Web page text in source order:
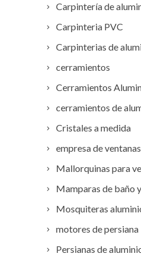
Carpintería de
Carpinteria PVC
Carpinterias de
cerramientos
Cerramientos
cerramientos de
Cristales a medida
empresa de
Mallorquinas para
Mamparas de baño
Mosquiteras
motores de persiana
Persianas de